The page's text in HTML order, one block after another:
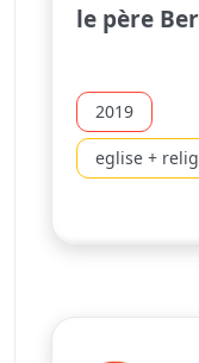
le père
2019
eglise +